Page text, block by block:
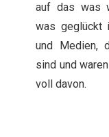
auf das was
was geglückt
und Medien,
sind und
voll davon.